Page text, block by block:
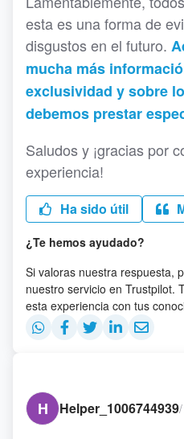
esta es una forma de
disgustos en el futuro.
mucha más
exclusividad y sobre
debemos prestar
Saludos y ¡gracias por
experiencia!
Ha sido útil
¿Te hemos ayudado?
Si valoras nuestra respuesta,
nuestro servicio en Trustpilot.
esta experiencia con tus
H
Helper_1006744939/